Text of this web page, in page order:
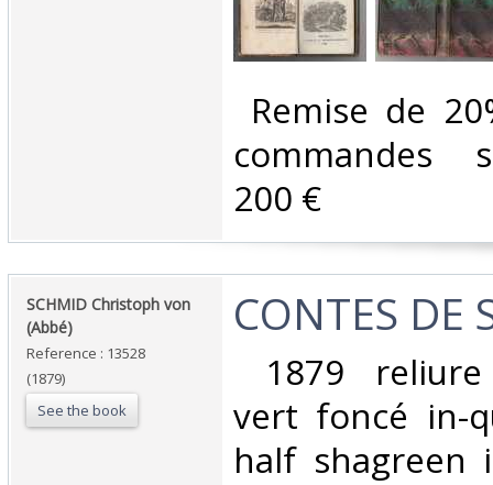
Remise de
commandes
200 €‎
‎SCHMID Christoph von
(Abbé)‎
Reference : 13528
(1879)
See the book
‎CONTES DE
1879
vert foncé in-
half shagreen